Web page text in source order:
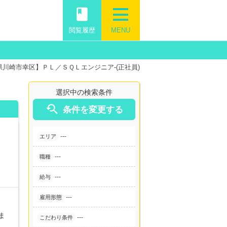
MENU
book
閲覧履歴
川崎市幸区】ＰＬ／ＳＱＬエンジニア-(正社員)
選択中の検索条件
 条件を変更する
エリア ---
職種 ---
給与 ---
雇用形態 ---
こだわり条件 ---